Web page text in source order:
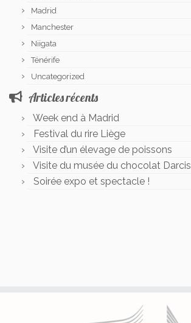
Madrid
Manchester
Niigata
Ténérife
Uncategorized
Articles récents
Week end à Madrid
Festival du rire Liège
Visite d’un élevage de poissons
Visite du musée du chocolat Darcis
Soirée expo et spectacle !